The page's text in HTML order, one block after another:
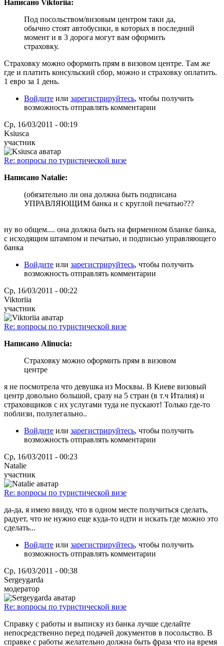
Написано Viktoriia:
Под посольством/визовым центром таки да,
обычно стоят автобусики, в которых в последний
момент и в 3 дорога могут вам оформить
страховку.
Страховку можно оформить прям в визовом центре. Там же
где и платить консульский сбор, можно и страховку оплатить.
1 евро за 1 день.
Войдите или зарегистрируйтесь, чтобы получить
возможность отправлять комментарии
Ср, 16/03/2011 - 00:19
Ksiusca
участник
Re: вопросы по туристической визе
Написано Natalie:
(обязательно ли она должна быть подписана
УПРАВЛЯЮЩИМ банка и с круглой печатью???
ну во общем.... она должна быть на фирменном бланке банка,
с исходящим штампом и печатью, и подписью управляющего
банка
Войдите или зарегистрируйтесь, чтобы получить
возможность отправлять комментарии
Ср, 16/03/2011 - 00:22
Viktoriia
участник
Re: вопросы по туристической визе
Написано Alinucia:
Страховку можно оформить прям в визовом
центре
я не посмотрела что девушка из Москвы. В Киеве визовый
центр довольно большой, сразу на 5 стран (в т.ч Италия) и
страховщиков с их услугами туда не пускают! Только где-то
поблизи, полулегально..
Войдите или зарегистрируйтесь, чтобы получить
возможность отправлять комментарии
Ср, 16/03/2011 - 00:23
Natalie
участник
Re: вопросы по туристической визе
да-да, я имею ввиду, что в одном месте получиться сделать,
радует, что не нужно еще куда-то идти и искать где можно это
сделать...
Войдите или зарегистрируйтесь, чтобы получить
возможность отправлять комментарии
Ср, 16/03/2011 - 00:38
Sergeygarda
модератор
Re: вопросы по туристической визе
Справку с работы и выписку из банка лучше сделайте
непосредственно перед подачей документов в посольство. В
справке с работы желательно должна быть фраза что на время